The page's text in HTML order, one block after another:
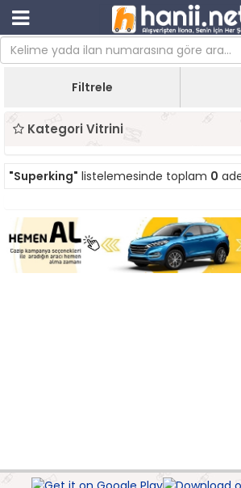
Filtrele
Kategori Vitrini
"Superking" listelemesinde toplam 0